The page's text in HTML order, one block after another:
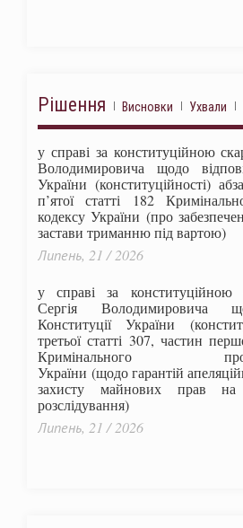
Рішення Висновки Ухвали
у справі за конституційною
Володимировича щодо
України (конституційності)
п’ятої статті 182
кодексу України (про
застави триманню під вартою)
Липень, 21 / 2026
у справі за конституційною
Сергія Володимировича
Конституції України
третьої статті 307, частин
Кримінального
України (щодо гарантій
захисту майнових прав на
розслідування)
Липень, 21 / 2026